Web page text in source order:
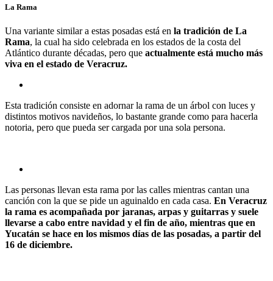
La Rama
Una variante similar a estas posadas está en la tradición de La
Rama, la cual ha sido celebrada en los estados de la costa del
Atlántico durante décadas, pero que actualmente está mucho más
viva en el estado de Veracruz.
Esta tradición consiste en adornar la rama de un árbol con luces y
distintos motivos navideños, lo bastante grande como para hacerla
notoria, pero que pueda ser cargada por una sola persona.
Las personas llevan esta rama por las calles mientras cantan una
canción con la que se pide un aguinaldo en cada casa. En Veracruz
la rama es acompañada por jaranas, arpas y guitarras y suele
llevarse a cabo entre navidad y el fin de año, mientras que en
Yucatán se hace en los mismos días de las posadas, a partir del
16 de diciembre.